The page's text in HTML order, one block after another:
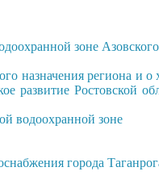
зоне
назначения региона и о
развитие Ростовской
водоохранной зоне
города